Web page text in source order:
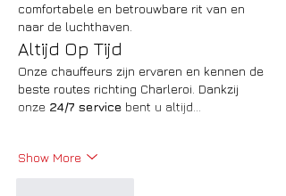
comfortabele en betrouwbare rit van en
naar de luchthaven.
Altijd Op Tijd
Onze chauffeurs zijn ervaren en kennen de
beste routes richting Charleroi. Dankzij
onze 24/7 service bent u altijd…
Show More